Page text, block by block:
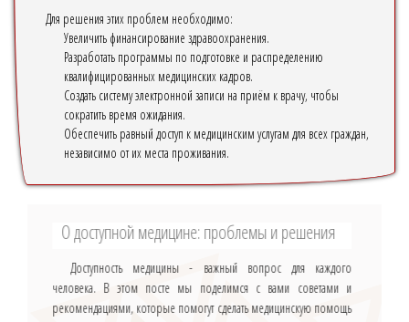
Для решения этих проблем необходимо:
Увеличить финансирование здравоохранения.
Разработать программы по подготовке и распределению
квалифицированных медицинских кадров.
Создать систему электронной записи на приём к врачу, чтобы
сократить время ожидания.
Обеспечить равный доступ к медицинским услугам для всех граждан,
независимо от их места проживания.
О доступной медицине: проблемы и решения
Доступность медицины - важный вопрос для каждого
человека. В этом посте мы поделимся с вами советами и
рекомендациями, которые помогут сделать медицинскую помощь